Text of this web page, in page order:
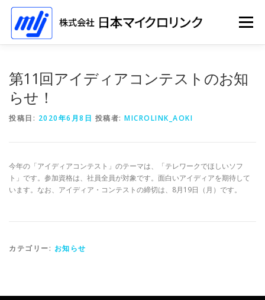
メニュー
第11回アイディアコンテストのお知
らせ！
投稿日: 2020年6月8日 投稿者: MICROLINK_AOKI
今年の「アイディアコンテスト」のテーマは、「テレワークでほしいソフ
ト」です。参加資格は、社員全員が対象です。面白いアイディアを期待して
います。なお、アイディア・コンテストの締切は、8月19日（月）です。
カテゴリー: お知らせ